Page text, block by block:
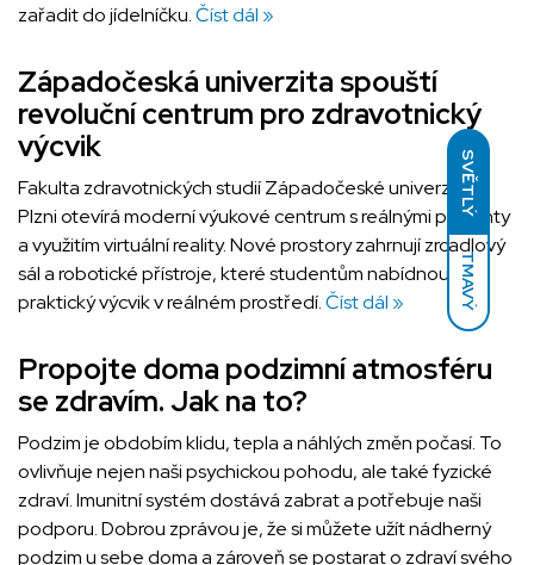
SVĚTLÝ
TMAVÝ
zařadit do jídelníčku.Číst dál »
Západočeská univerzita spouští
revoluční centrum pro zdravotnický
výcvik
Fakulta zdravotnických studií Západočeské univerzity v
Plzni otevírá moderní výukové centrum s reálnými pacienty
a využitím virtuální reality. Nové prostory zahrnují zrcadlový
sál a robotické přístroje, které studentům nabídnou
praktický výcvik v reálném prostředí.Číst dál »
Propojte doma podzimní atmosféru
se zdravím. Jak na to?
Podzim je obdobím klidu, tepla a náhlých změn počasí. To
ovlivňuje nejen naši psychickou pohodu, ale také fyzické
zdraví. Imunitní systém dostává zabrat a potřebuje naši
podporu. Dobrou zprávou je, že si můžete užít nádherný
podzim u sebe doma a zároveň se postarat o zdraví svého